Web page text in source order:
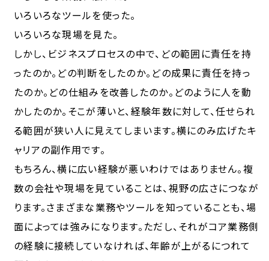
いろいろなツールを使った。
いろいろな現場を見た。
しかし、ビジネスプロセスの中で、どの範囲に責任を持
ったのか。どの判断をしたのか。どの成果に責任を持っ
たのか。どの仕組みを改善したのか。どのように人を動
かしたのか。そこが薄いと、経験年数に対して、任せられ
る範囲が狭い人に見えてしまいます。横にのみ広げたキ
ャリアの副作用です。
もちろん、横に広い経験が悪いわけではありません。複
数の会社や現場を見ていることは、視野の広さにつなが
ります。さまざまな業務やツールを知っていることも、場
面によっては強みになります。ただし、それがコア業務側
の経験に接続していなければ、年齢が上がるにつれて